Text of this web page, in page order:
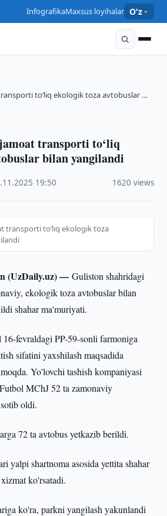
InfografikaMaxsus loyihalar O'z
to‘liq ekologik toza avtobuslar …
transporti to‘liq
bilan yangilandi
19:50 1620 views
transporti to‘liq ekologik toza
(UzDaily.uz) —Guliston shahridagi
ekologik toza avtobuslar bilan
shahar ma'muriyati.
fevraldagi PP-59-sonli farmoniga
sifatini yaxshilash maqsadida
Yo'lovchi tashish kompaniyasi
MChJ 52 ta zamonaviy
oldi.
72 ta avtobus yetkazib berildi.
yalpi shartnoma asosida yettita shahar
ko'rsatadi.
ko'ra, parkni yangilash yakunlandi